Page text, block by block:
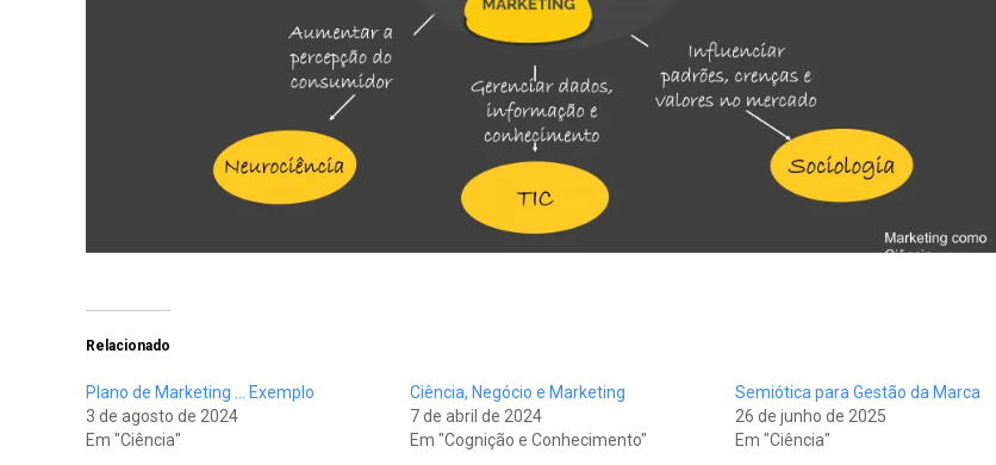
Relacionado
Plano de Marketing … Exemplo
3 de agosto de 2024
Em "Ciência"
Ciência, Negócio e Marketing
7 de abril de 2024
Em "Cognição e Conhecimento"
Semiótica para Gestão da Marca
26 de junho de 2025
Em "Ciência"